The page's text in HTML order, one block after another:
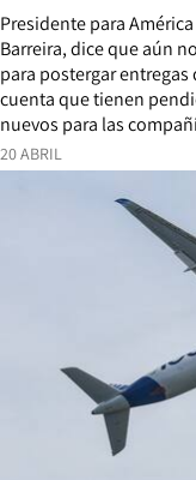
20 ABRIL
Presidente para
Barreira, dice que aún
para postergar
cuenta que tienen
nuevos para las